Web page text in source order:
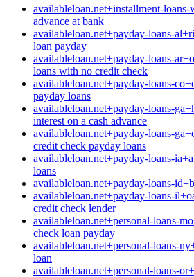
availableloan.net+installment-loans-
advance at bank
availableloan.net+payday-loans-
loan payday
availableloan.net+payday-loans-
loans with no credit check
availableloan.net+payday-loans-
payday loans
availableloan.net+payday-loans-
interest on a cash advance
availableloan.net+payday-loans-
credit check payday loans
availableloan.net+payday-loans-
loans
availableloan.net+payday-loans-
availableloan.net+payday-loans-
credit check lender
availableloan.net+personal-loans-
check loan payday
availableloan.net+personal-loans-
loan
availableloan.net+personal-loans-